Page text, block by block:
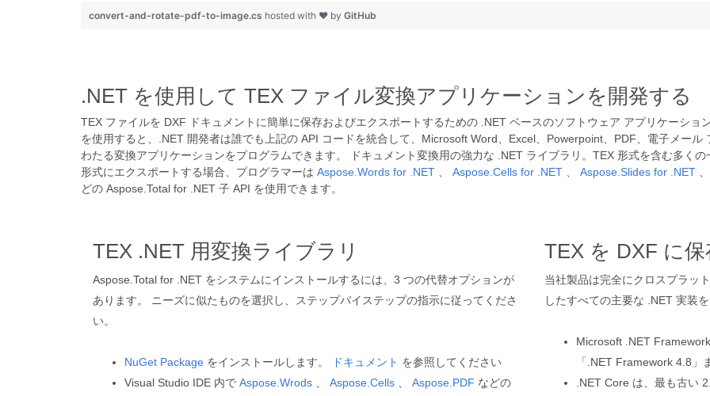
convert-and-rotate-pdf-to-image.cs hosted with ❤ by GitHub
.NET を使用して TEX ファイル変換アプリケーションを開発する
TEX ファイルを DXF ドキュメントに簡単に保存およびエクスポートするための .NET ベースのソフトウェア アプリケーショ
を使用すると、.NET 開発者は誰でも上記の API コードを統合して、Microsoft Word、Excel、Powerpoint、PDF、電子メー
わたる変換アプリケーションをプログラムできます。 ドキュメント変換用の強力な .NET ライブラリ。TEX 形式を含む多く
形式にエクスポートする場合、プログラマーは Aspose.Words for .NET Aspose.Cells for .NET Aspose.Slides for .NET
どの Aspose.Total for .NET 子 API を使用できます。
TEX .NET 用変換ライブラリ
Aspose.Total for .NET をシステムにインストールするには、3 つの代替オプションが
あります。 ニーズに似たものを選択し、ステップバイステップの指示に従ってくださ
い。
NuGet Package をインストールします。 ドキュメント を参照してください
Visual Studio IDE 内で Aspose.Wrods Aspose.Cells Aspose.PDF などの
TEX を DXF に
当社製品は完全にクロスプラッ
したすべての主要な .NET 実装
Microsoft .NET
「.NET Framework 4.8」
.NET Core は、最も古い